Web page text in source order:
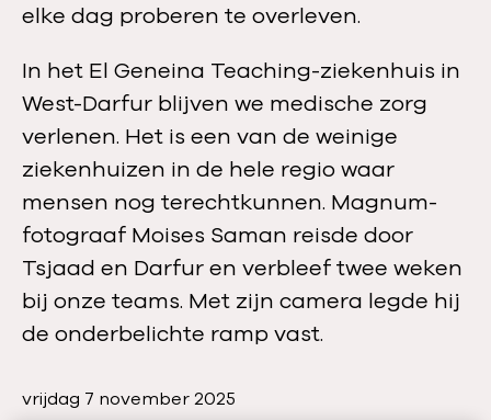
elke dag proberen te overleven.
In het El Geneina Teaching-ziekenhuis in
West-Darfur blijven we medische zorg
verlenen. Het is een van de weinige
ziekenhuizen in de hele regio waar
mensen nog terechtkunnen. Magnum-
fotograaf Moises Saman reisde door
Tsjaad en Darfur en verbleef twee weken
bij onze teams. Met zijn camera legde hij
de onderbelichte ramp vast.
P
vrijdag 7 november 2025